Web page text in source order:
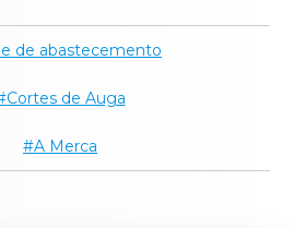
de abastecemento
Cortes de Auga
A Merca